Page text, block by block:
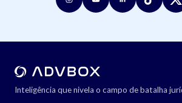
Inteligência que nivela o campo de batalha